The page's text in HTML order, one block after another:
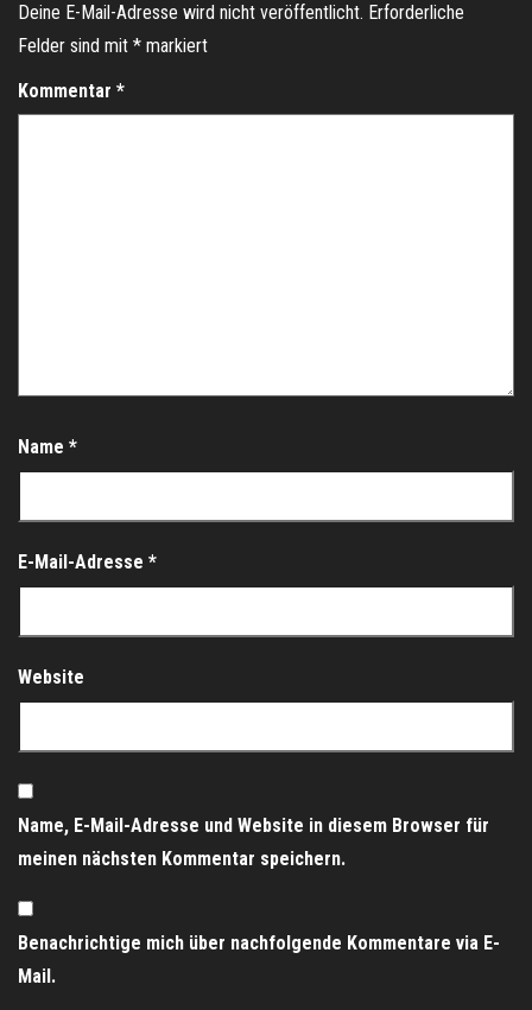
Deine E-Mail-Adresse wird nicht veröffentlicht. Erforderliche
Felder sind mit * markiert
Kommentar *
Name *
E-Mail-Adresse *
Website
Name, E-Mail-Adresse und Website in diesem Browser für
meinen nächsten Kommentar speichern.
Benachrichtige mich über nachfolgende Kommentare via E-
Mail.